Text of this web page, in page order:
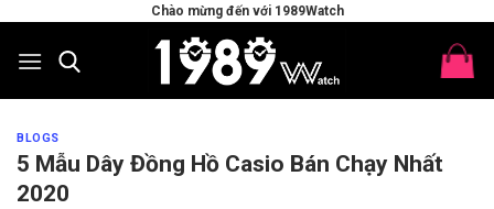
content
Chào mừng đến với 1989Watch
BLOGS
5 Mẫu Dây Đồng Hồ Casio Bán Chạy Nhất
2020